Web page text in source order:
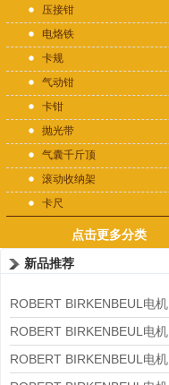
压接钳
电烙铁
卡规
气动钳
卡钳
抛光带
气囊千斤顶
滚动收纳架
卡尺
点击更多分类
新品推荐
ROBERT BIRKENBEUL电机
8APE225M-4-IE3
ROBERT BIRKENBEUL电机
8APE180L-4 IE3
ROBERT BIRKENBEUL电机